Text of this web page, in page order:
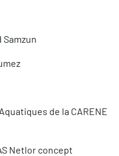
Samzun
de la CARENE
Netlor concept